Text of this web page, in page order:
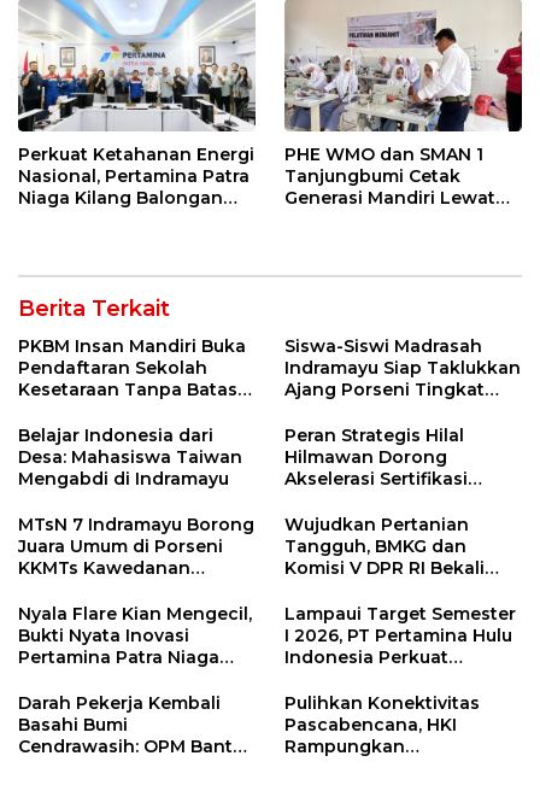
Perkuat Ketahanan Energi
Nasional, Pertamina Patra
Niaga Kilang Balongan
PHE WMO dan SMAN 1
Tanjungbumi Cetak
Generasi Mandiri Lewat
Berita Terkait
PKBM Insan Mandiri Buka
Pendaftaran Sekolah
Kesetaraan Tanpa Batas
Siswa-Siswi Madrasah
Indramayu Siap Taklukkan
Ajang Porseni Tingkat
Belajar Indonesia dari
Desa: Mahasiswa Taiwan
Mengabdi di Indramayu
Peran Strategis Hilal
Hilmawan Dorong
Akselerasi Sertifikasi
Entaskan Kemiskinan di
Indramayu
MTsN 7 Indramayu Borong
Juara Umum di Porseni
KKMTs Kawedanan
Wujudkan Pertanian
Tangguh, BMKG dan
Komisi V DPR RI Bekali
Sekolah Lapang Iklim
Nyala Flare Kian Mengecil,
Bukti Nyata Inovasi
Pertamina Patra Niaga
Net Zero Emission 2060
Lampaui Target Semester
I 2026, PT Pertamina Hulu
Indonesia Perkuat
Nasional Lewat Inovasi &
Keselamatan Kerja
Darah Pekerja Kembali
Basahi Bumi
Cendrawasih: OPM Bantai
Pulihkan Konektivitas
Pascabencana, HKI
Rampungkan